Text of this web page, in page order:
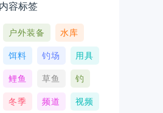
容标签
户外装备 水库
饵料 钓场 用具
鲤鱼 草鱼 钓
冬季 频道 视频